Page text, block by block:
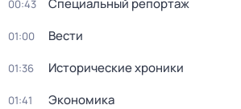
00:43 Специальный репортаж
01:00 Вести
01:36 Исторические хроники
01:41 Экономика